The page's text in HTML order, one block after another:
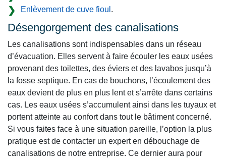
Enlèvement de cuve fioul .
Désengorgement des canalisations
Les canalisations sont indispensables dans un réseau
d’évacuation. Elles servent à faire écouler les eaux usées
provenant des toilettes, des éviers et des lavabos jusqu’à
la fosse septique. En cas de bouchons, l’écoulement des
eaux devient de plus en plus lent et s’arrête dans certains
cas. Les eaux usées s’accumulent ainsi dans les tuyaux et
portent atteinte au confort dans tout le bâtiment concerné.
Si vous faites face à une situation pareille, l’option la plus
pratique est de contacter un expert en débouchage de
canalisations de notre entreprise. Ce dernier aura pour